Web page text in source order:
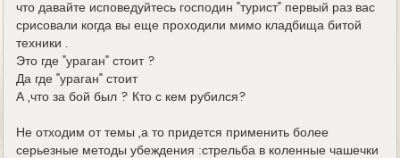
что давайте исповедуйтесь господин "турист" первый раз вас
срисовали когда вы еще проходили мимо кладбища битой
техники .
Это где "ураган" стоит ?
Да где "ураган" стоит
А ,что за бой был ? Кто с кем рубился?
Не отходим от темы ,а то придется применить более
серьезные методы убеждения :стрельба в коленные чашечки